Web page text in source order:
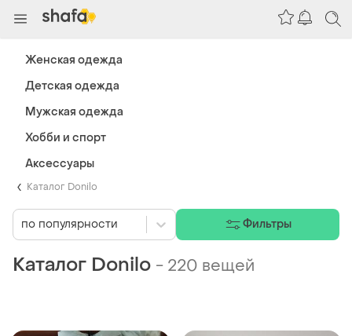
Каталог Donilo
Каталог Donilo - 220 вещей
по популярности Фильтры
Женская одежда
Детская одежда
Мужская одежда
Хобби и спорт
Аксессуары